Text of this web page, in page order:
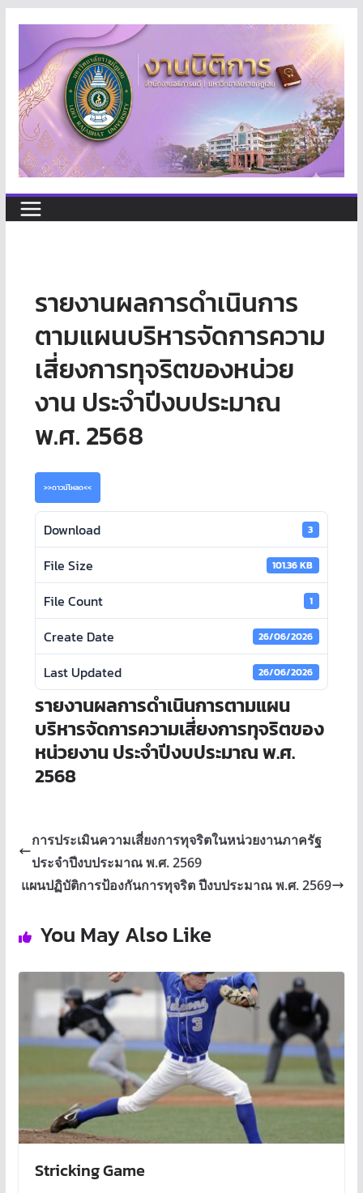
content
รายงานผลการดำเนินการ
ตามแผนบริหารจัดการความ
เสี่ยงการทุจริตของหน่วย
งาน ประจำปีงบประมาณ
พ.ศ. 2568
>>ดาวน์โหลด<<
Download 3
File Size 101.36 KB
File Count 1
Create Date 26/06/2026
Last Updated 26/06/2026
รายงานผลการดำเนินการตามแผน
บริหารจัดการความเสี่ยงการทุจริตของ
หน่วยงาน ประจำปีงบประมาณ พ.ศ.
2568
การประเมินความเสี่ยงการทุจริตในหน่วยงานภาครัฐ
ประจำปีงบประมาณ พ.ศ. 2569
แผนปฏิบัติการป้องกันการทุจริต ปีงบประมาณ พ.ศ. 2569
You May Also Like
Stricking Game